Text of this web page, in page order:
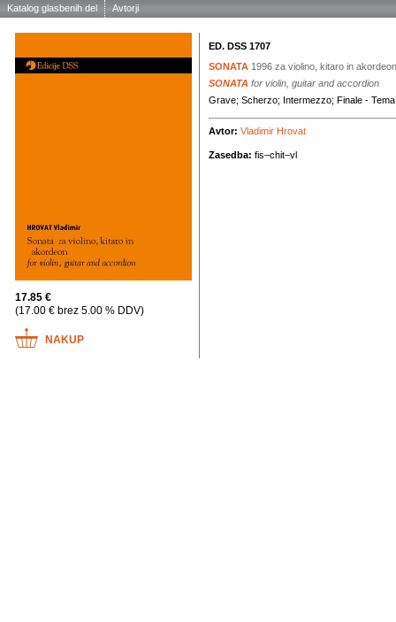
Katalog glasbenih del Avtorji
17.85 €
(17.00 € brez 5.00 % DDV)
NAKUP
ED. DSS 1707
SONATA 1996 za violino, kitaro in akordeon
SONATA for violin, guitar and accordion
Grave; Scherzo; Intermezzo; Finale -
Avtor: Vladimir Hrovat
Zasedba: fis–chit–vl